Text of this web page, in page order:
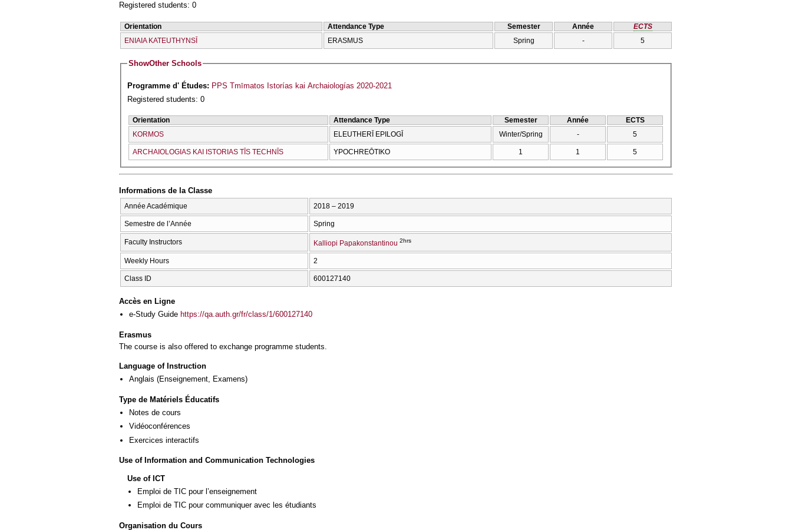
Registered students: 0
Orientation Attendance Type Semester Année
ECTS
ENIAIA KATEUTHYNSĪ
ERASMUS Spring - 5
ShowOther Schools
Programme d' Études: PPS Tmīmatos Istorías kai Archaiologías 2020-2021
Registered students: 0
Orientation Attendance Type Semester Année
ECTS
KORMOS
ELEUTHERĪ EPILOGĪ Winter/Spring - 5
ARCΗAIOLOGIAS KAI ISTORIAS TĪS TECΗNĪS YPOCΗREŌTIKO 1 1 5
Informations de la Classe
Année Académique 2018 – 2019
Semestre de l’Année Spring
Faculty Instructors Kalliopi Papakonstantinou 2hrs
Weekly Hours 2
Class ID 600127140
Accès en Ligne
e-Study Guide https://qa.auth.gr/fr/class/1/600127140
Erasmus
The course is also offered to exchange programme students.
Language of Instruction
Anglais (Enseignement, Examens)
Type de Matériels Éducatifs
Notes de cours
Vidéoconférences
Exercices interactifs
Use of Information and Communication Technologies
Use of ICT
Emploi de TIC pour l’enseignement
Emploi de TIC pour communiquer avec les étudiants
Organisation du Cours